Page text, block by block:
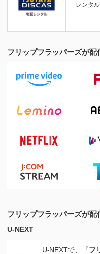
レンタル
フリップフラッパーズが
フリップフラッパーズが
U-NEXT
U-NEXTで、『フ